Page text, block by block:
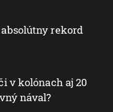
rekord
v kolónach aj 20
nával?